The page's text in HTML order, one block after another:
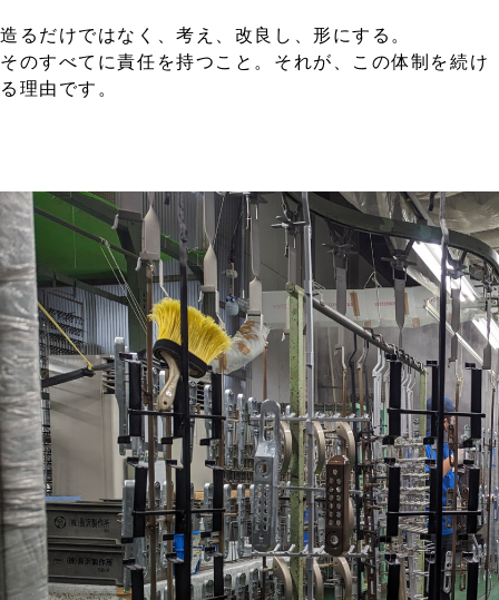
造るだけではなく、考え、改良し、形にする。
そのすべてに責任を持つこと。それが、この体制を続け
る理由です。